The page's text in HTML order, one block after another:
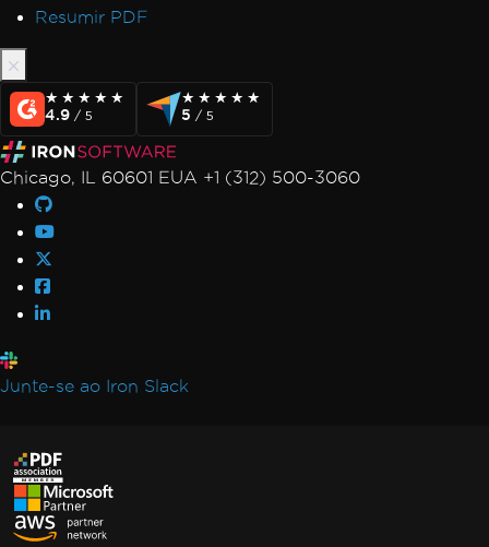
Resumir PDF
★★★★★
★★★★★
4.9 / 5
★★★★★
★★★★★
5 / 5
Chicago, IL 60601 EUA +1 (312) 500-3060
Junte-se ao Iron Slack